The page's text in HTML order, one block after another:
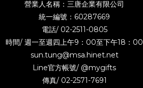
營業人名稱：三唐企業有限公司
統一編號：60287669
電話/ 02-2511-0805
時間/ 週一至週四上午9：00至下午18：00
sun.tung@msa.hinet.net
Line官方帳號/ @mygifts
傳真/ 02-2571-7691